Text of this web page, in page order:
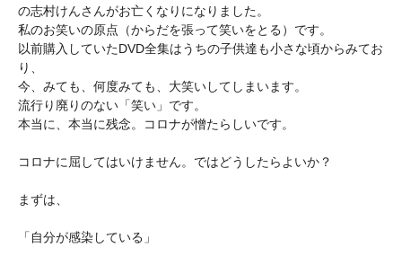
の志村けんさんがお亡くなりになりました。
私のお笑いの原点（からだを張って笑いをとる）です。
以前購入していたDVD全集はうちの子供達も小さな頃からみてお
り、
今、みても、何度みても、大笑いしてしまいます。
流行り廃りのない「笑い」です。
本当に、本当に残念。コロナが憎たらしいです。
コロナに屈してはいけません。ではどうしたらよいか？
まずは、
「自分が感染している」